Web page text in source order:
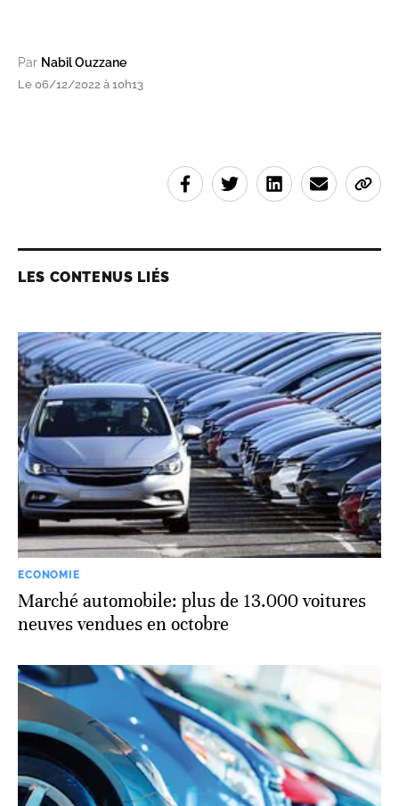
Par Nabil Ouzzane
Le 06/12/2022 à 10h13
LES CONTENUS LIÉS
ECONOMIE
Marché automobile: plus de 13.000 voitures
neuves vendues en octobre